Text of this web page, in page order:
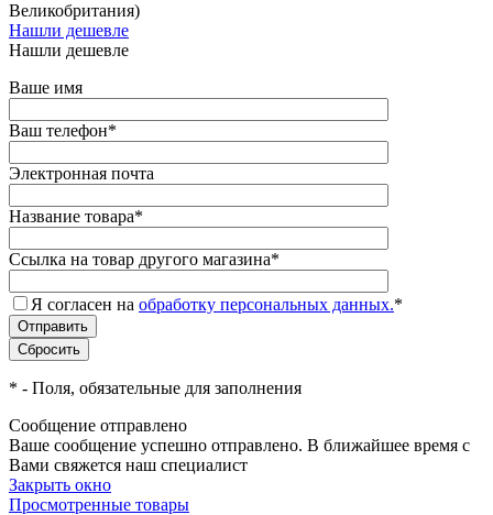
Великобритания)
Нашли дешевле
Нашли дешевле
Ваше имя
Ваш телефон*
Электронная почта
Название товара*
Ссылка на товар другого магазина*
Я согласен на обработку персональных данных.*
* - Поля, обязательные для заполнения
Сообщение отправлено
Ваше сообщение успешно отправлено. В ближайшее время с
Вами свяжется наш специалист
Закрыть окно
Просмотренные товары